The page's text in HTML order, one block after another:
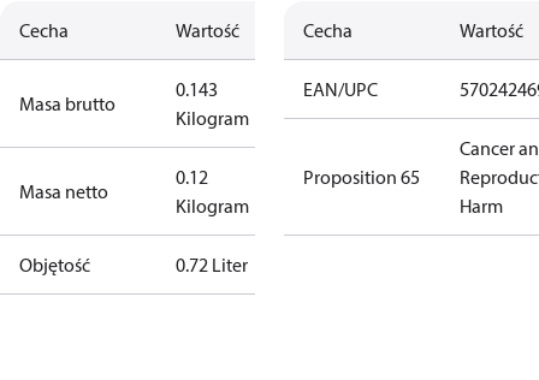
Cecha Wartość
Masa brutto
0.143
Kilogram
Masa netto
0.12
Kilogram
Objętość 0.72 Liter
Cecha Wartość
EAN/UPC
Proposition 65
Cancer
Harm